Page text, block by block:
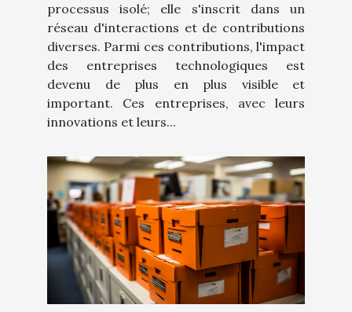
processus isolé; elle s'inscrit dans un
réseau d'interactions et de contributions
diverses. Parmi ces contributions, l'impact
des entreprises technologiques est
devenu de plus en plus visible et
important. Ces entreprises, avec leurs
innovations et leurs...